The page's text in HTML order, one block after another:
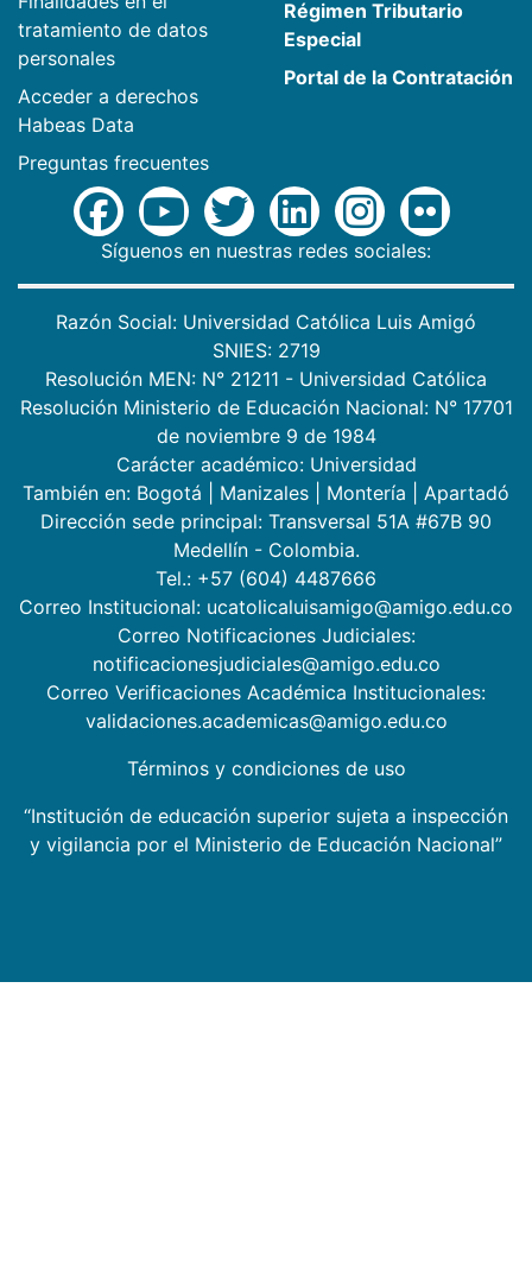
tratamiento de datos
personales
Acceder a derechos
Habeas Data
Preguntas frecuentes
Régimen Tributario
Especial
Portal de la Contratación
Síguenos en nuestras redes sociales:
Razón Social: Universidad Católica Luis Amigó
SNIES: 2719
Resolución MEN: N° 21211 - Universidad Católica
Resolución Ministerio de Educación Nacional: N° 17701
de noviembre 9 de 1984
Carácter académico: Universidad
También en: Bogotá Manizales Montería
Apartadó
Dirección sede principal: Transversal 51A #67B 90
Medellín - Colombia.
Tel.: +57 (604) 4487666
Correo Institucional: ucatolicaluisamigo@amigo.edu.co
Correo Notificaciones Judiciales:
notificacionesjudiciales@amigo.edu.co
Correo Verificaciones Académica Institucionales:
validaciones.academicas@amigo.edu.co
Términos y condiciones de uso
“Institución de educación superior sujeta a inspección
y vigilancia por el Ministerio de Educación Nacional”